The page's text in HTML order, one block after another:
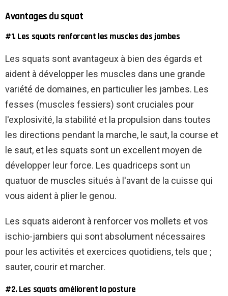
Avantages du squat
#1. Les squats renforcent les muscles des jambes
Les squats sont avantageux à bien des égards et
aident à développer les muscles dans une grande
variété de domaines, en particulier les jambes. Les
fesses (muscles fessiers) sont cruciales pour
l'explosivité, la stabilité et la propulsion dans toutes
les directions pendant la marche, le saut, la course et
le saut, et les squats sont un excellent moyen de
développer leur force. Les quadriceps sont un
quatuor de muscles situés à l'avant de la cuisse qui
vous aident à plier le genou.
Les squats aideront à renforcer vos mollets et vos
ischio-jambiers qui sont absolument nécessaires
pour les activités et exercices quotidiens, tels que ;
sauter, courir et marcher.
#2. Les squats améliorent la posture